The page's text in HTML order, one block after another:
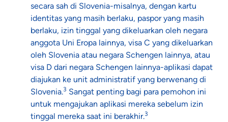
secara sah di Slovenia-misalnya, dengan kartu
identitas yang masih berlaku, paspor yang masih
berlaku, izin tinggal yang dikeluarkan oleh negara
anggota Uni Eropa lainnya, visa C yang dikeluarkan
oleh Slovenia atau negara Schengen lainnya, atau
visa D dari negara Schengen lainnya-aplikasi dapat
diajukan ke unit administratif yang berwenang di
Slovenia.3 Sangat penting bagi para pemohon ini
untuk mengajukan aplikasi mereka sebelum izin
tinggal mereka saat ini berakhir.3